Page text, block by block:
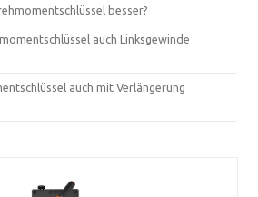
besser?
auch Linksgewinde
auch mit Verlängerung